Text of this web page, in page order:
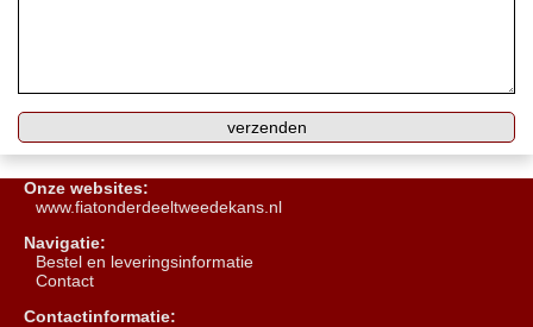
Onze websites:
www.fiatonderdeeltweedekans.nl
Navigatie:
Bestel en leveringsinformatie
Contact
Contactinformatie: